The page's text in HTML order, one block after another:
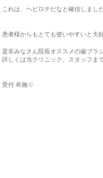
これは、ヘビロテだなと確信しまし
患者様からもとても使いやすいと大
是非みなさん院長オススメの歯ブラ
詳しくは当クリニック、スタッフま
受付 布施☆